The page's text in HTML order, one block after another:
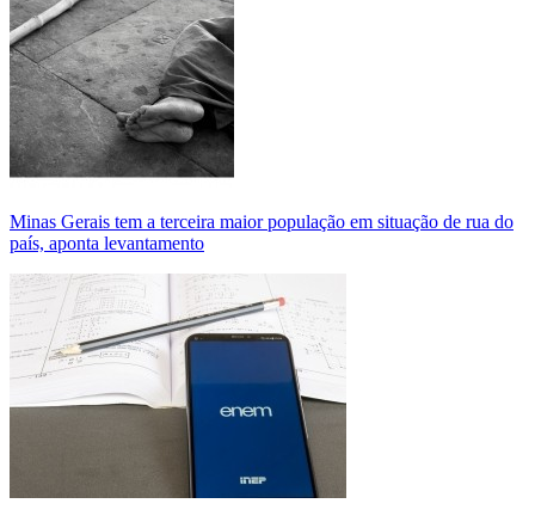
Minas Gerais tem a terceira maior população em situação de rua do
país, aponta levantamento